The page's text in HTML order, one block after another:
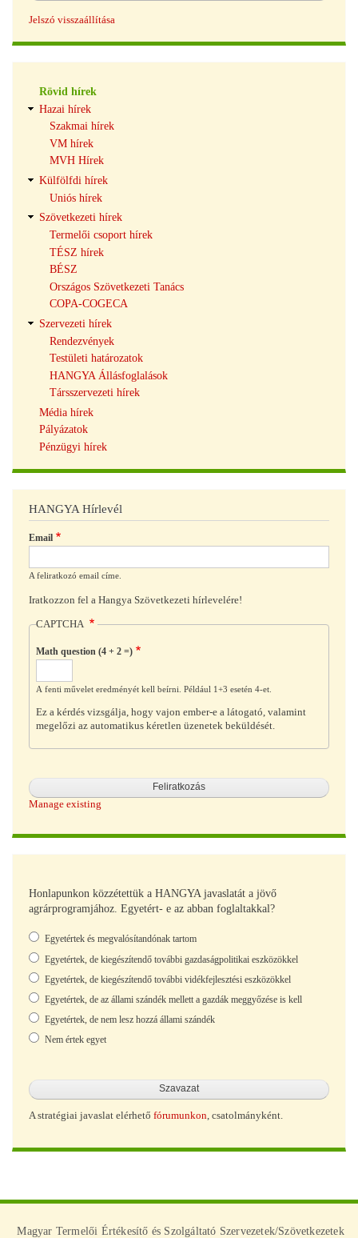
Jelszó visszaállítása
navigáció
Rövid hírek
Hazai hírek
Szakmai hírek
VM hírek
MVH Hírek
Külfölfdi hírek
Uniós hírek
Szövetkezeti hírek
Termelői csoport hírek
TÉSZ hírek
BÉSZ
Országos Szövetkezeti Tanács
COPA-COGECA
Szervezeti hírek
Rendezvények
Testületi határozatok
HANGYA Állásfoglalások
Társszervezeti hírek
Média hírek
Pályázatok
Pénzügyi hírek
HANGYA Hírlevél
Email
A feliratkozó email címe.
Iratkozzon fel a Hangya Szövetkezeti hírlevelére!
CAPTCHA
Math question (4 + 2 =)
A fenti művelet eredményét kell beírni. Például 1+3 esetén 4-et.
Ez a kérdés vizsgálja, hogy vajon ember-e a látogató, valamint
megelőzi az automatikus kéretlen üzenetek beküldését.
Manage existing
Honlapunkon közzétettük a HANGYA javaslatát a jövő
agrárprogramjához. Egyetért- e az abban foglaltakkal?
Választások
Egyetértek és megvalósítandónak tartom
Egyetértek, de kiegészítendő további gazdaságpolitikai eszközökkel
Egyetértek, de kiegészítendő további vidékfejlesztési eszközökkel
Egyetértek, de az állami szándék mellett a gazdák meggyőzése is kell
Egyetértek, de nem lesz hozzá állami szándék
Nem értek egyet
A stratégiai javaslat elérhető fórumunkon, csatolmányként.
Magyar Termelői Értékesítő és Szolgáltató Szervezetek/Szövetkezetek